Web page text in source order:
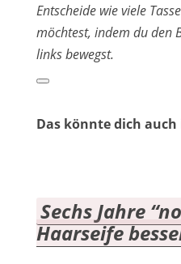
Entscheide wie viele
möchtest, indem du den
links bewegst.
Das könnte dich
Sechs Jahre
Haarseife